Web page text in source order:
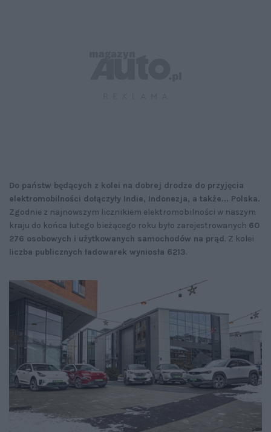
Do państw będących z kolei na dobrej drodze do przyjęcia
elektromobilności dołączyły Indie, Indonezja, a także... Polska.
Zgodnie z najnowszym licznikiem elektromobilności w naszym
kraju do końca lutego bieżącego roku było zarejestrowanych 60
276 osobowych i użytkowanych samochodów na prąd. Z kolei
liczba publicznych ładowarek wyniosła 6213.